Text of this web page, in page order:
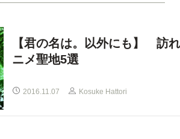
【君の名は。以外にも】 訪
ニメ聖地5選
2016.11.07 Kosuke Hattori